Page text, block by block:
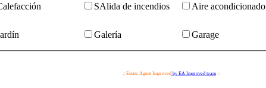
SAlida de incendios Aire acondicionado
Galería Garage
:: Estate Agent Improvedby EA Improved team::